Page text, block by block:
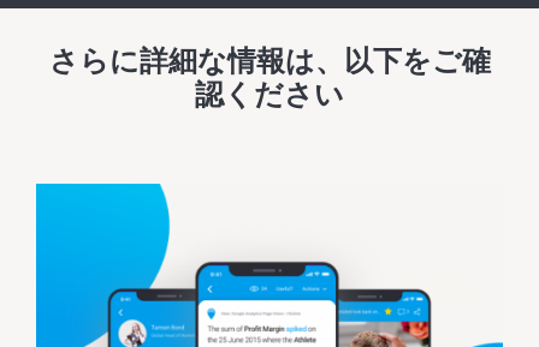
さらに詳細な情報は、以下をご確
認ください